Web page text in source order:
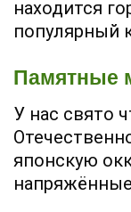
находится
популярный
Памятные
У нас свято
японскую